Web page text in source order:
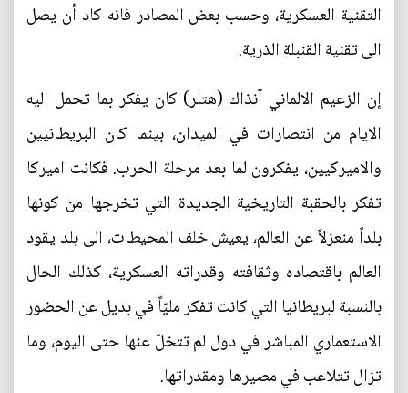
التقنية العسكرية، وحسب بعض المصادر فانه كاد أن يصل
الى تقنية القنبلة الذرية.
إن الزعيم الالماني آنذاك (هتلر) كان يفكر بما تحمل اليه
الايام من انتصارات في الميدان، بينما كان البريطانيين
والاميركيين، يفكرون لما بعد مرحلة الحرب. فكانت اميركا
تفكر بالحقبة التاريخية الجديدة التي تخرجها من كونها
بلداً منعزلاً عن العالم، يعيش خلف المحيطات، الى بلد يقود
العالم باقتصاده وثقافته وقدراته العسكرية، كذلك الحال
بالنسبة لبريطانيا التي كانت تفكر مليّاً في بديل عن الحضور
الاستعماري المباشر في دول لم تتخلّ عنها حتى اليوم، وما
تزال تتلاعب في مصيرها ومقدراتها.